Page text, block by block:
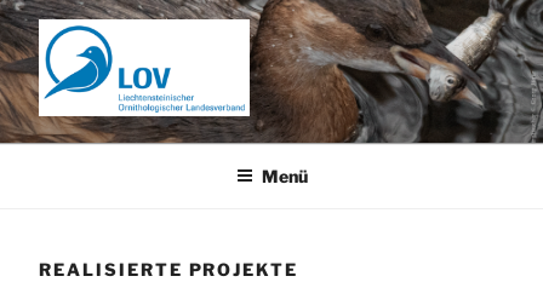
Zum
Inhalt
springen
Menü
REALISIERTE PROJEKTE